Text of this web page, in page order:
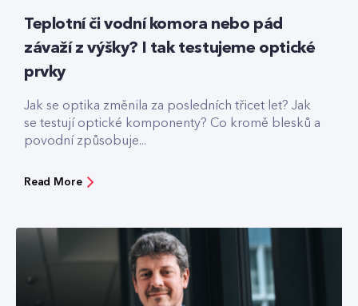
Teplotní či vodní komora nebo pád
závaží z výšky? I tak testujeme optické
prvky
Jak se optika změnila za posledních třicet let? Jak
se testují optické komponenty? Co kromě blesků a
povodní způsobuje...
Read More